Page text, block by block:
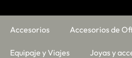
Accesorios Accesorios de
Equipaje y Viajes Joyas y